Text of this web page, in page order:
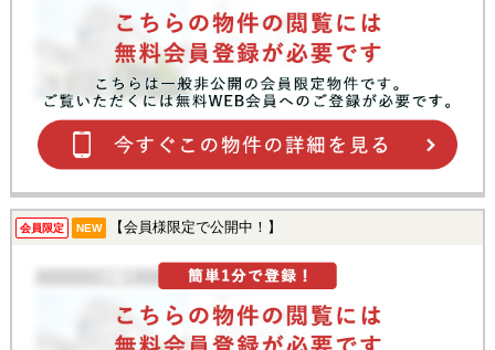
会員限定 NEW 【会員様限定で公開中！】